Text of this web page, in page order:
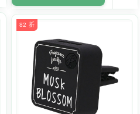
82 折